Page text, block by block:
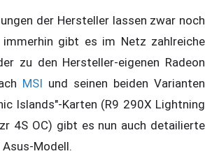
der Hersteller lassen zwar noch
gibt es im Netz zahlreiche
zu den Hersteller-eigenen Radeon
MSI und seinen beiden Varianten
Islands"-Karten (R9 290X Lightning
4S OC) gibt es nun auch detailierte
Modell.